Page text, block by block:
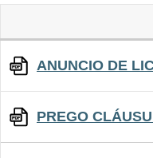
ANUNCIO DE
PREGO